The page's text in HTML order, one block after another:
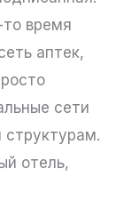
то время
аптек,
сети
отель,